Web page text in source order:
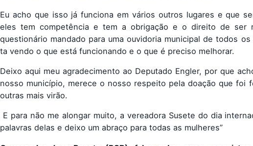
Eu acho que isso já funciona em vários outros lugares e que
eles tem competência e tem a obrigação e o direito de ser
questionário mandado para uma ouvidoria municipal de todos
ta vendo o que está funcionando e o que é preciso melhorar.
Deixo aqui meu agradecimento ao Deputado Engler, por que
nosso município, merece o nosso respeito pela doação que foi
outras mais virão.
E para não me alongar muito, a vereadora Susete do dia
palavras delas e deixo um abraço para todas as mulheres”